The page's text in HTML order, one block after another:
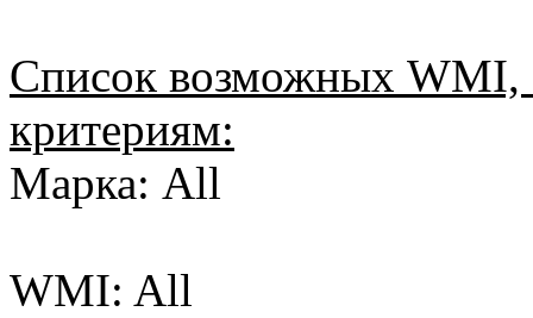
Список возможных
критериям:
Марка: All
WMI: All